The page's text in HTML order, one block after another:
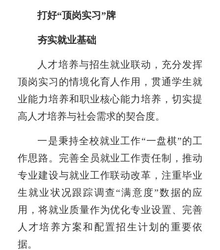
打好“顶岗实习”牌
夯实就业基础
人才培养与招生就业联动，充分发挥
顶岗实习的情境化育人作用，贯通学生就
业能力培养和职业核心能力培养，切实提
高人才培养与社会需求的契合度。
一是秉持全校就业工作“一盘棋”的工
作思路。完善全员就业工作责任制，推动
专业建设与就业工作联动改革，注重毕业
生就业状况跟踪调查“满意度”数据的应
用，将就业质量作为优化专业设置、完善
人才培养方案和配置招生计划的重要依
据。